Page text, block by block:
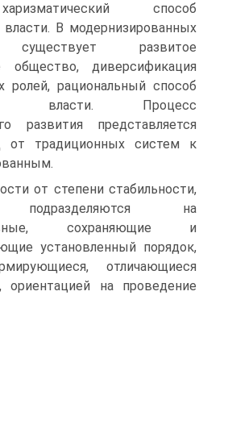
способ
власти. В модернизированных
существует развитое
общество, диверсификация
ролей, рациональный способ
власти. Процесс
развития представляется
от традиционных систем к
от степени стабильности,
подразделяются на
сохраняющие и
установленный порядок,
отличающиеся
ориентацией на проведение